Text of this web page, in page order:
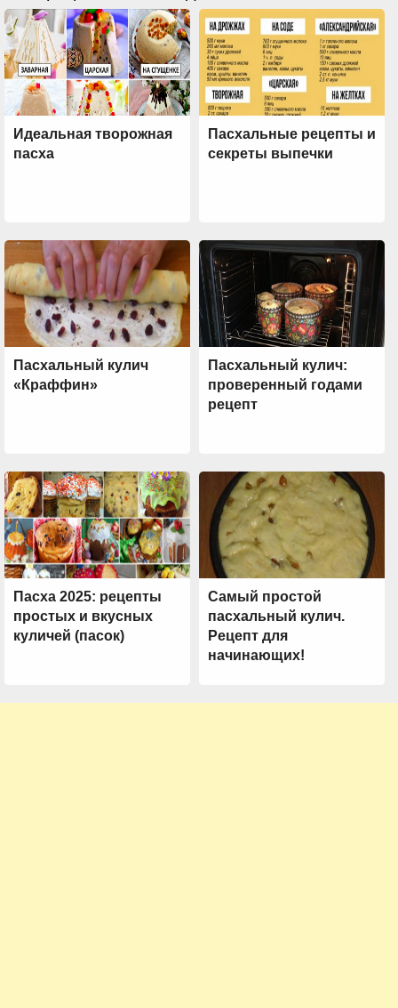
Идеальная творожная
пасха
Пасхальные рецепты и
секреты выпечки
Пасхальный кулич
«Краффин»
Пасхальный кулич:
проверенный годами
рецепт
Пасха 2025: рецепты
простых и вкусных
куличей (пасок)
Самый простой
пасхальный кулич.
Рецепт для
начинающих!